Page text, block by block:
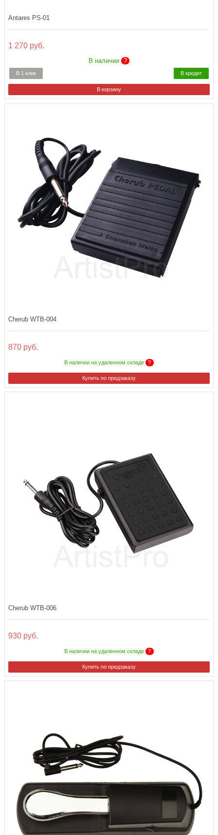
Antares PS-01
1 270 руб.
В наличии ?
В 1 клик В кредит
Cherub WTB-004
870 руб.
В наличии на удаленном складе ?
Купить по предзаказу
Cherub WTB-006
930 руб.
В наличии на удаленном складе ?
Купить по предзаказу